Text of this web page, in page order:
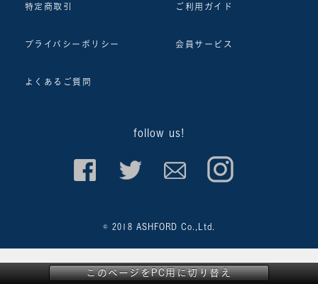
特定商取引 ご利用ガイド
プライバシーポリシー 会員サービス
よくあるご質問
follow us!
© 2018 ASHFORD Co.,Ltd.
このページをPC用に切り替え